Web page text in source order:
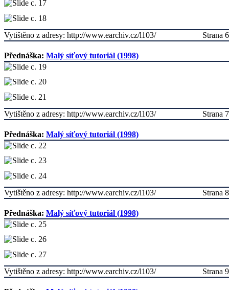
Strana 6
Vytištěno z adresy: http://www.earchiv.cz/l103/
Přednáška: Malý síťový tutoriál (1998)
Strana 7
Vytištěno z adresy: http://www.earchiv.cz/l103/
Přednáška: Malý síťový tutoriál (1998)
Strana 8
Vytištěno z adresy: http://www.earchiv.cz/l103/
Přednáška: Malý síťový tutoriál (1998)
Strana 9
Vytištěno z adresy: http://www.earchiv.cz/l103/